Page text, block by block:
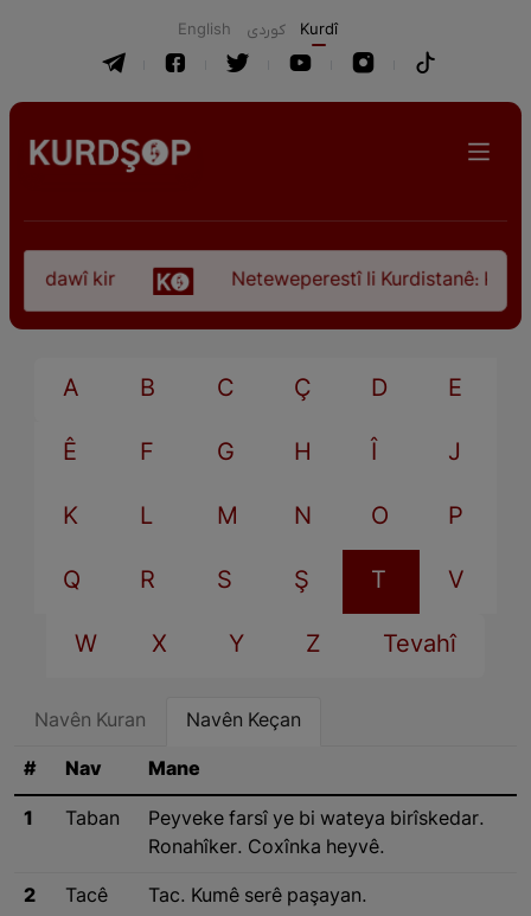
English كوردی Kurdî
dawî kir Neteweperestî li Kurdistanê:
A B C Ç D E
Ê F G H Î J
K L M N O P
Q R S Ş T V
W X Y Z Tevahî
Navên Kuran Navên Keçan
# Nav Mane
1 Taban
Peyveke farsî ye bi wateya birîskedar.
Ronahîker. Coxînka heyvê.
2 Tacê Tac. Kumê serê paşayan.